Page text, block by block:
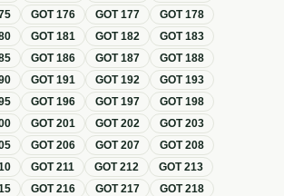
GOT176 GOT177 GOT178
GOT181 GOT182 GOT183
GOT186 GOT187 GOT188
GOT191 GOT192 GOT193
GOT196 GOT197 GOT198
GOT201 GOT202 GOT203
GOT206 GOT207 GOT208
GOT211 GOT212 GOT213
GOT216 GOT217 GOT218